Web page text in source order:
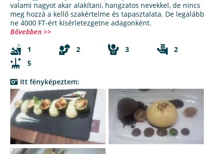
valami nagyot akar alakítani, hangzatos nevekkel, de nincs
meg hozzá a kellő szakértelme és tapasztalata. De legalább
ne 4000 FT-ért kísérletezgetne adagonként.
Bővebben >>
1
2 3
2
5
Itt fényképeztem: